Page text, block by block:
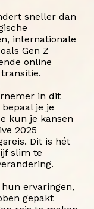
sneller dan
internationale
Gen Z
online
in dit
je je
kun je kansen
2025
Dit is hét
slim te
ervaringen,
gepakt